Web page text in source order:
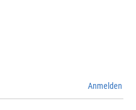
Anmelden